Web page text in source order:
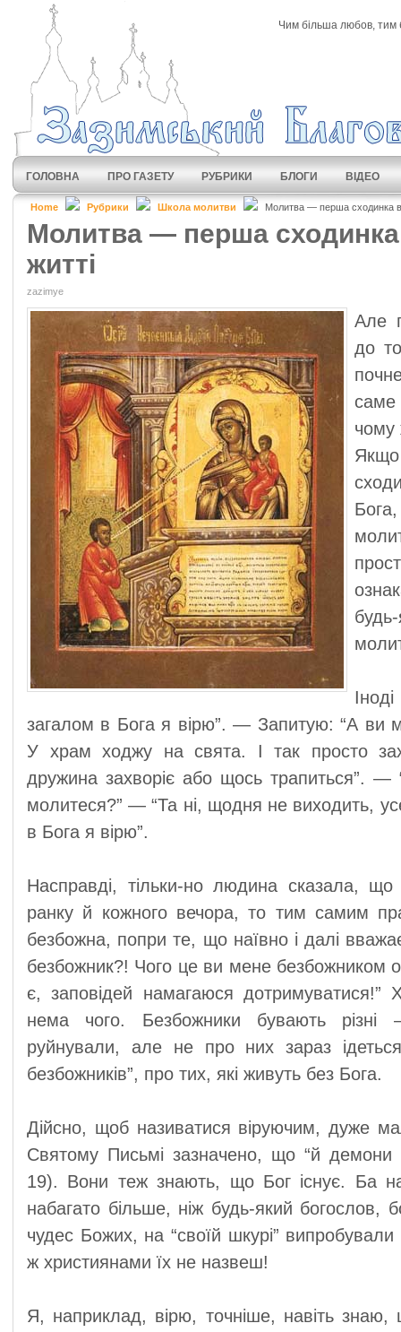
Чим більша любов, тим
ГОЛОВНА ПРО ГАЗЕТУ РУБРИКИ БЛОГИ ВІДЕО
Home Рубрики Школа молитви Молитва — перша сходинка в
Молитва — перша
житті
zazimye
Але
до
саме
чому
загалом в Бога я вірю”. — Запитую: “А ви
У храм ходжу на свята. І так просто
дружина захворіє або щось трапиться”. —
молитеся?” — “Та ні, щодня не виходить,
в Бога я вірю”.
Насправді, тільки-но людина сказала,
ранку й кожного вечора, то тим самим
безбожна, попри те, що наївно і далі
безбожник?! Чого це ви мене безбожником
є, заповідей намагаюся дотримуватися!”
нема чого. Безбожники бувають різні
руйнували, але не про них зараз
безбожників”, про тих, які живуть без Бога.
Дійсно, щоб називатися віруючим, дуже
Святому Письмі зазначено, що “й демони
19). Вони теж знають, що Бог існує. Ба
набагато більше, ніж будь-який богослов,
чудес Божих, на “своїй шкурі”
ж християнами їх не назвеш!
Я, наприклад, вірю, точніше, навіть